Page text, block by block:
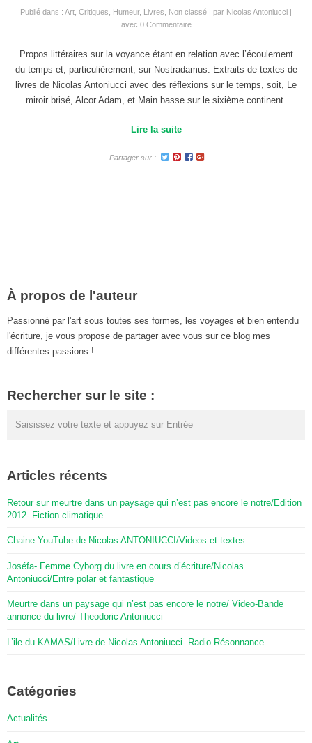
Publié dans : Art Critiques Humeur, Livres Non classé par Nicolas Antoniucci
avec 0 Commentaire
Propos littéraires sur la voyance étant en relation avec l’écoulement
du temps et, particulièrement, sur Nostradamus. Extraits de textes de
livres de Nicolas Antoniucci avec des réflexions sur le temps, soit, Le
miroir brisé, Alcor Adam, et Main basse sur le sixième continent.
Lire la suite
Partager sur :
À propos de l'auteur
Passionné par l'art sous toutes ses formes, les voyages et bien entendu
l'écriture, je vous propose de partager avec vous sur ce blog mes
différentes passions !
Rechercher sur le site :
Articles récents
Retour sur meurtre dans un paysage qui n’est pas encore le notre/Edition
2012- Fiction climatique
Chaine YouTube de Nicolas ANTONIUCCI/Videos et textes
Joséfa- Femme Cyborg du livre en cours d’écriture/Nicolas
Antoniucci/Entre polar et fantastique
Meurtre dans un paysage qui n’est pas encore le notre/ Video-Bande
annonce du livre/ Theodoric Antoniucci
L’ile du KAMAS/Livre de Nicolas Antoniucci- Radio Résonnance.
Catégories
Actualités